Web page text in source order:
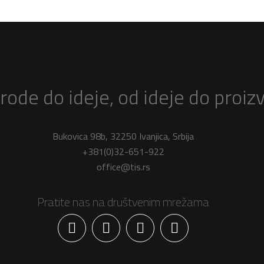
do ideje, od ideje do
Bukovica 98b, 32250 Ivanjica, Srbija
+381(0)32-651-922
office@tis.rs
Pratite nas na društvenim mrežama
Facebook